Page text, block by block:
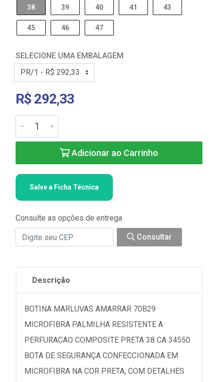
38 39 40 41 43
45 46 47
SELECIONE UMA EMBALAGEM
R$ 292,33
Adicionar ao Carrinho
Salve a Ficha Técnica
Consulte as opções de entrega
Consultar
Descrição
BOTINA MARLUVAS AMARRAR 70B29
MICROFIBRA PALMILHA RESISTENTE A
PERFURACAO COMPOSITE PRETA 38 CA 34550
BOTA DE SEGURANÇA CONFECCIONADA EM
MICROFIBRA NA COR PRETA, COM DETALHES